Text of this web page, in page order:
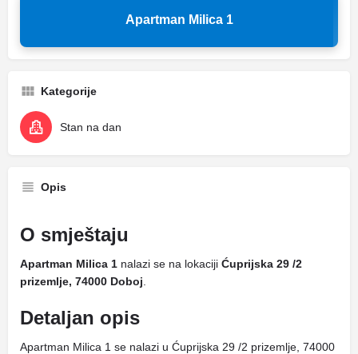
Apartman Milica 1
Kategorije
Stan na dan
Opis
O smještaju
Apartman Milica 1 nalazi se na lokaciji Ćuprijska 29 /2
prizemlje, 74000 Doboj
Detaljan opis
Apartman Milica 1 se nalazi u Ćuprijska 29 /2 prizemlje, 74000